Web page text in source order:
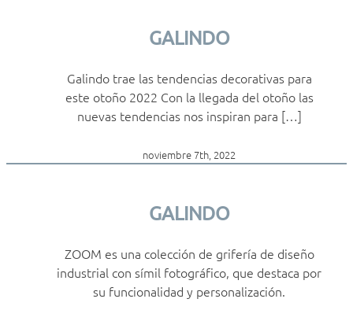
GALINDO
Galindo trae las tendencias decorativas para
este otoño 2022 Con la llegada del otoño las
nuevas tendencias nos inspiran para […]
noviembre 7th, 2022
GALINDO
ZOOM es una colección de grifería de diseño
industrial con símil fotográfico, que destaca por
su funcionalidad y personalización.